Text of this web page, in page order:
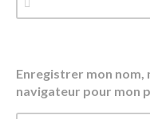
Enregistrer mon nom,
navigateur pour mon